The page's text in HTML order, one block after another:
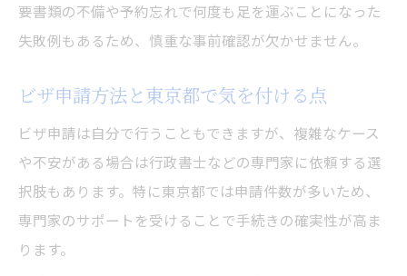
要書類の不備や予約忘れで何度も足を運ぶことになった
失敗例もあるため、慎重な事前確認が欠かせません。
ビザ申請方法と東京都で気を付ける点
ビザ申請は自分で行うこともできますが、複雑なケース
や不安がある場合は行政書士などの専門家に依頼する選
択肢もあります。特に東京都では申請件数が多いため、
専門家のサポートを受けることで手続きの確実性が高ま
ります。